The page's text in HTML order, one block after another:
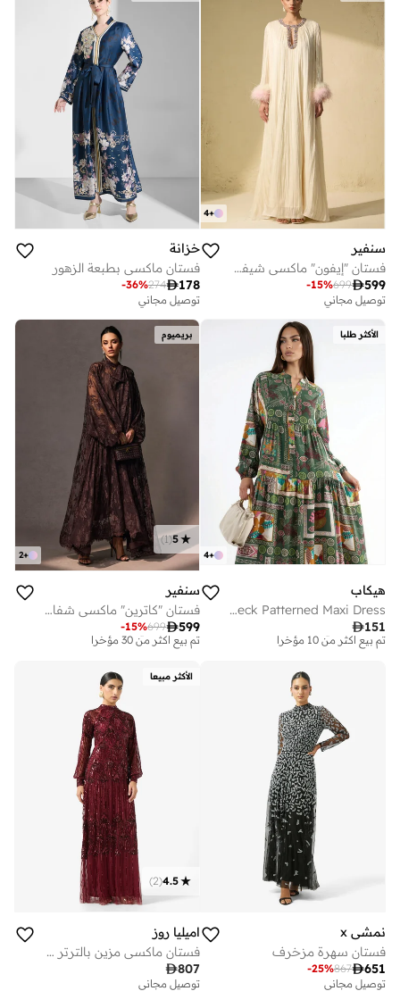
+
4
سنفير
فستان "إيفون" ماكسي شيفون بكسرات مزين بالديامانتي والريش
599
699
-15%
توصيل مجاني
خزانة
فستان ماكسي بطبعة الزهور
178
274
-36%
توصيل مجاني
الأكثر طلبا
+
4
هيكاب
V-Neck Patterned Maxi Dress
151
توصيل مجاني
بريميوم
+
2
5
(
1
)
سنفير
فستان "كاترين" ماكسي شفاف من الدانتيل بنقشة الزهور
599
699
-15%
توصيل مجاني
توصيل مجاني
تم بيع أكثر من 30 مؤخرا
نمشي x
فستان سهرة مزخرف
651
867
-25%
توصيل مجاني
الأكثر مبيعا
4.5
(
2
)
اميليا روز
فستان ماكسي مزين بالترتر بياقة دائرية
807
توصيل مجاني